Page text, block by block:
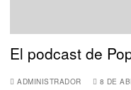
El podcast de
ADMINISTRADOR 8 DE